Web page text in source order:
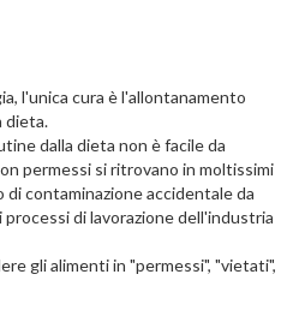
l'unica cura è l'allontanamento
dieta.
dalla dieta non è facile da
permessi si ritrovano in moltissimi
contaminazione accidentale da
di lavorazione dell'industria
gli alimenti in "permessi", "vietati",